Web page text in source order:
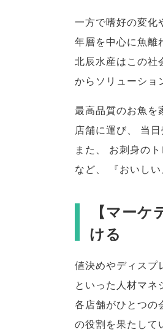
一方で嗜好の変化
年層を中心に魚離
北辰水産はこの社
からソリューショ
最高品質のお魚を
店舗に運び、 当
また 、 お刺身の
など、 『おいし
【マーケ
ける
値決めやディスプ
といった人材マネ
各店舗がひとつの
の役割を果たして